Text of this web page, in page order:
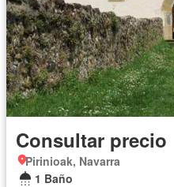
Consultar precio
Pirinioak, Navarra
1 Baño